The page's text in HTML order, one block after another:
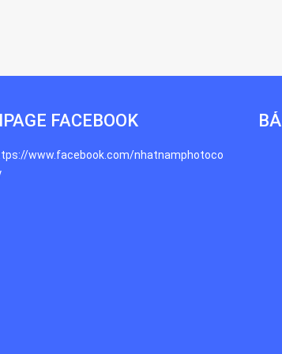
FACEBOOK
www.facebook.com/nhatnamphotoco